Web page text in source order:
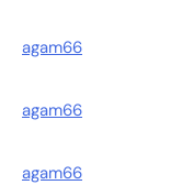
agam66
agam66
agam66